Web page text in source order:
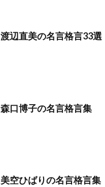
渡辺直美の名言格言33選
森口博子の名言格言集
美空ひばりの名言格言集